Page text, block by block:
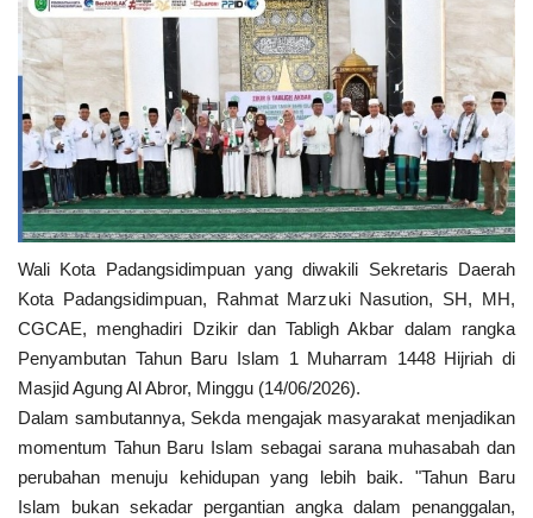
OPD
KONTAK
DANA DESA
Language
English INDONESIA INDONESIA
Wali Kota Padangsidimpuan yang diwakili Sekretaris Daerah
Kota Padangsidimpuan, Rahmat Marzuki Nasution, SH, MH,
CGCAE, menghadiri Dzikir dan Tabligh Akbar dalam rangka
Penyambutan Tahun Baru Islam 1 Muharram 1448 Hijriah di
Masjid Agung Al Abror, Minggu (14/06/2026).
Dalam sambutannya, Sekda mengajak masyarakat menjadikan
momentum Tahun Baru Islam sebagai sarana muhasabah dan
perubahan menuju kehidupan yang lebih baik. "Tahun Baru
Islam bukan sekadar pergantian angka dalam penanggalan,